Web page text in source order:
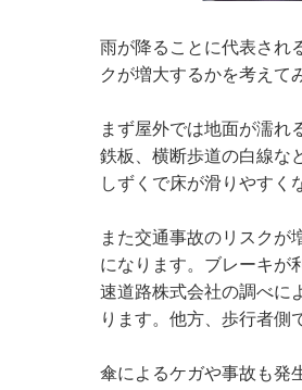
雨が降ることに代表され
クが増大するかを考えて
まず屋外では地面が濡れ
鉄板、横断歩道の白線な
しずくで床が滑りやすく
また交通事故のリスクが
になります。ブレーキが
速道路株式会社の調べに
ります。他方、歩行者側
傘によるケガや事故も発